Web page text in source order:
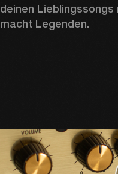
deinen Lieblingssongs
macht Legenden.